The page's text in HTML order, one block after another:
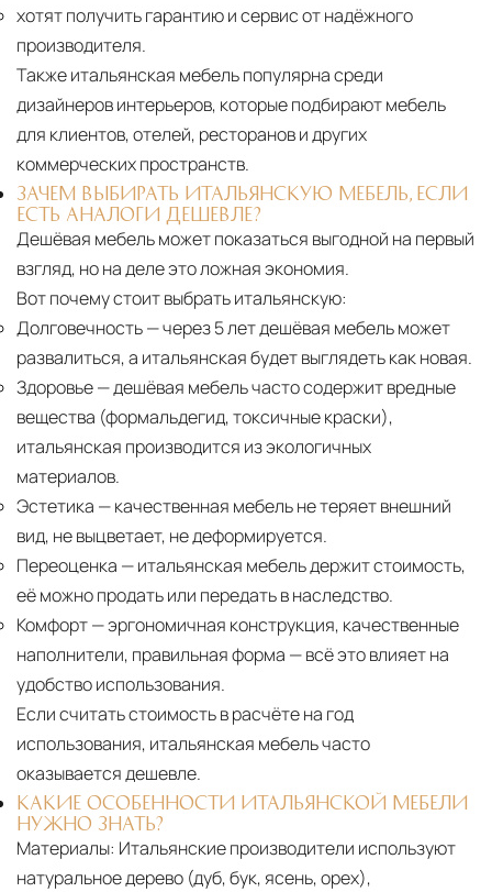
хотят получить гарантию и сервис от надёжного
производителя.
Также итальянская мебель популярна среди
дизайнеров интерьеров, которые подбирают мебель
для клиентов, отелей, ресторанов и других
коммерческих пространств.
ЗАЧЕМ ВЫБИРАТЬ ИТАЛЬЯНСКУЮ МЕБЕЛЬ, ЕСЛИ
ЕСТЬ АНАЛОГИ ДЕШЕВЛЕ?
Дешёвая мебель может показаться выгодной на первый
взгляд, но на деле это ложная экономия.
Вот почему стоит выбрать итальянскую:
Долговечность— через 5 лет дешёвая мебель может
развалиться, а итальянская будет выглядеть как новая.
Здоровье— дешёвая мебель часто содержит вредные
вещества (формальдегид, токсичные краски),
итальянская производится из экологичных
материалов.
Эстетика — качественная мебель не теряет внешний
вид, не выцветает, не деформируется.
Переоценка — итальянская мебель держит стоимость,
её можно продать или передать в наследство.
Комфорт— эргономичная конструкция, качественные
наполнители, правильная форма — всё это влияет на
удобство использования.
Если считать стоимость в расчёте на год
использования, итальянская мебель часто
оказывается дешевле.
КАКИЕ ОСОБЕННОСТИ ИТАЛЬЯНСКОЙ МЕБЕЛИ
НУЖНО ЗНАТЬ?
Материалы: Итальянские производители используют
натуральное дерево (дуб, бук, ясень, орех),